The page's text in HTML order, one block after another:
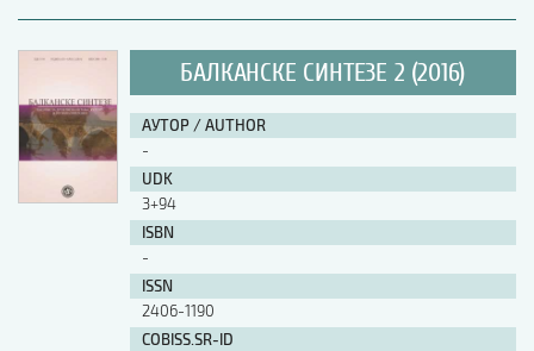
УПУТСТВА
УПУТСТВА
Правилник о издавачкој делатности
Упутство ауторима
Упутство уредницима
Изјава о ауторству
Изјава о лектури
Изјава о коришћењу ауторског дела
Упутство за бирање лиценце
Уговор са аутором
БАЛКАНСКЕ СИНТЕЗЕ 2 (2016)
АУТОР / AUTHOR
-
UDK
3+94
ISBN
-
ISSN
2406-1190
COBISS.SR-ID